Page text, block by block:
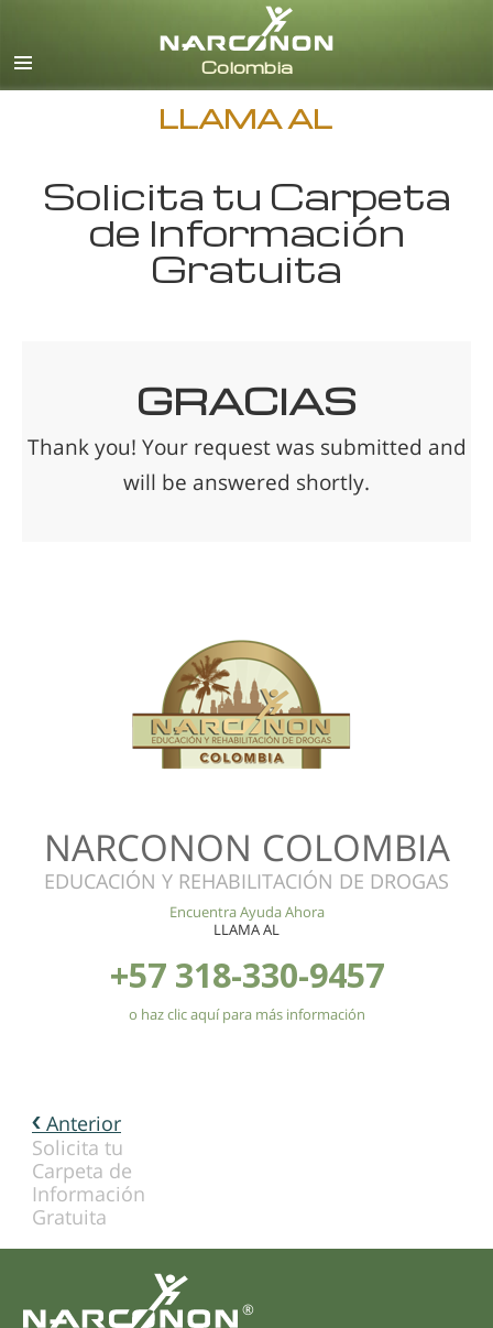
Español
Todas las Regiones/Idiomas
LLAMA AL
Solicita tu Carpeta
de Información
Gratuita
GRACIAS
Thank you! Your request was submitted and
will be answered shortly.
NARCONON COLOMBIA
EDUCACIÓN Y REHABILITACIÓN DE DROGAS
Encuentra Ayuda Ahora
LLAMA AL
+57 318-330-9457
o haz clic aquí para más información
Anterior
Solicita tu
Carpeta de
Información
Gratuita
®